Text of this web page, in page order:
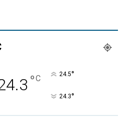
°C 24.5°
24.3°